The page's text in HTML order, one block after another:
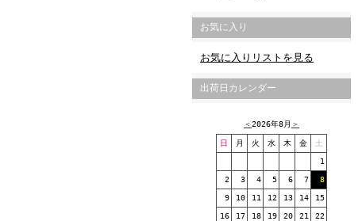
お気に入り
お気に入りリストを見る
出荷日カレンダー
＜2026年8月 ＞
日 月 火 水 木 金 土
1
2 3 4 5 6 7 8
9 10 11 12 13 14 15
16 17 18 19 20 21 22